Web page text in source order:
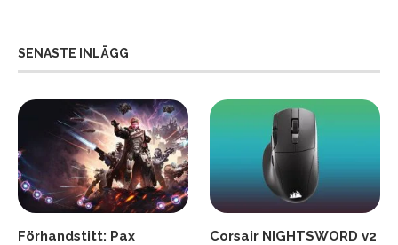
SENASTE INLÄGG
Förhandstitt: Pax
Corsair NIGHTSWORD v2